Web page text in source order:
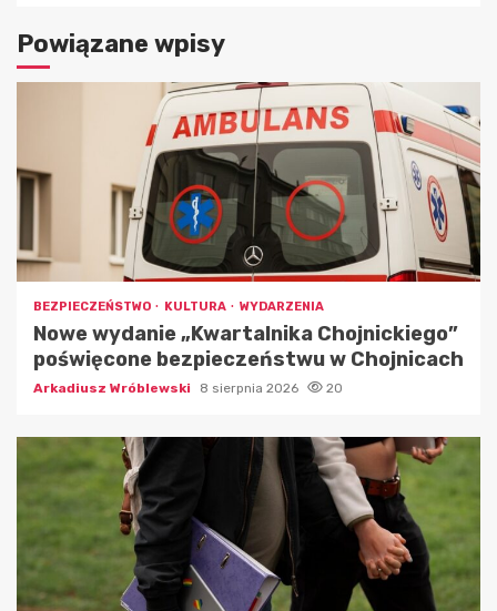
Powiązane wpisy
BEZPIECZEŃSTWO KULTURA WYDARZENIA
Nowe wydanie „Kwartalnika Chojnickiego”
poświęcone bezpieczeństwu w Chojnicach
Arkadiusz Wróblewski 8 sierpnia 2026 20